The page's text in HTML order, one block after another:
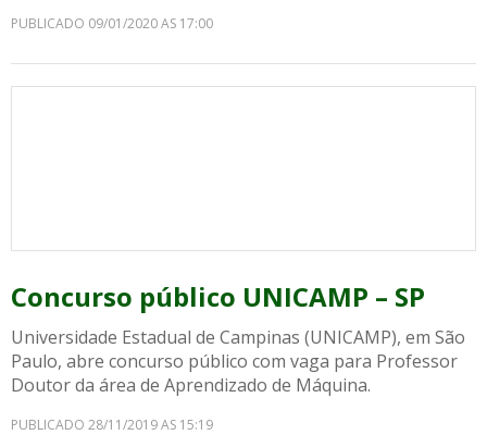
PUBLICADO 09/01/2020 AS 17:00
Concurso público UNICAMP – SP
Universidade Estadual de Campinas (UNICAMP), em São
Paulo, abre concurso público com vaga para Professor
Doutor da área de Aprendizado de Máquina.
PUBLICADO 28/11/2019 AS 15:19